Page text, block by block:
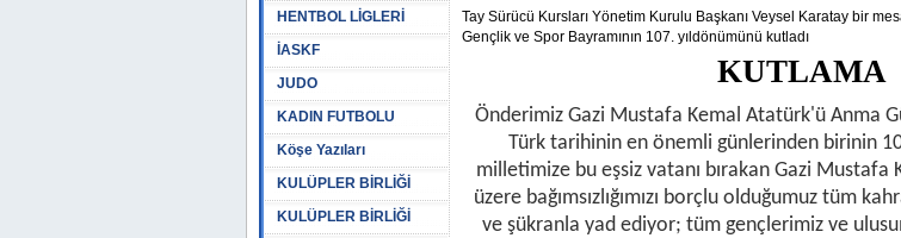
HENTBOL LİGLERİ
İASKF
JUDO
KADIN FUTBOLU
Köşe Yazıları
KULÜPLER BİRLİĞİ
KULÜPLER BİRLİĞİ
Tay Sürücü Kursları Yönetim Kurulu Başkanı Veysel Karatay bir
Gençlik ve Spor Bayramının 107. yıldönümünü kutladı
KUTLAMA
Önderimiz Gazi Mustafa Kemal Atatürk'ü Anma
Türk tarihinin en önemli günlerinden birinin
milletimize bu eşsiz vatanı bırakan Gazi
üzere bağımsızlığımızı borçlu olduğumuz tüm
ve şükranla yad ediyor; tüm gençlerimiz ve